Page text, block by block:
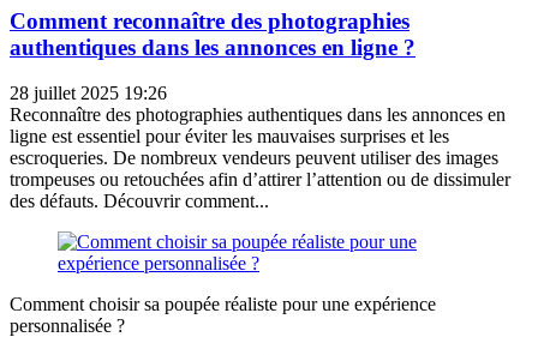
Comment reconnaître des photographies
authentiques dans les annonces en ligne ?
28 juillet 2025 19:26
Reconnaître des photographies authentiques dans les annonces en
ligne est essentiel pour éviter les mauvaises surprises et les
escroqueries. De nombreux vendeurs peuvent utiliser des images
trompeuses ou retouchées afin d’attirer l’attention ou de dissimuler
des défauts. Découvrir comment...
Comment choisir sa poupée réaliste pour une expérience
personnalisée ?